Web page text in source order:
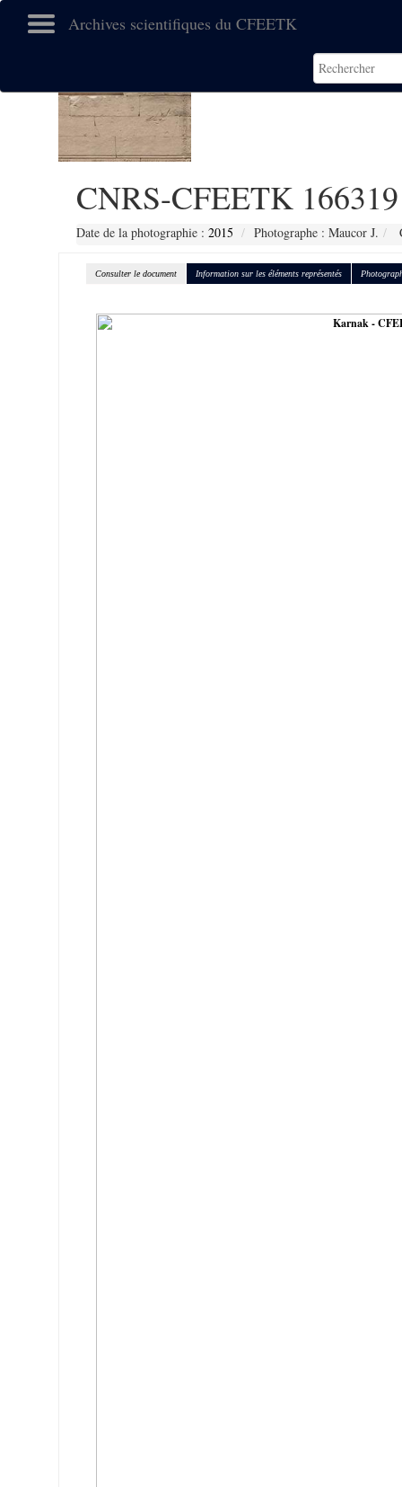
Archives scientifiques du CFEETK
CNRS-CFEETK 166319
Date de la photographie : 2015 Photographe : Maucor J.
Consulter le document Information sur les éléments représentés